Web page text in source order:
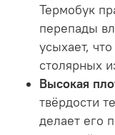
Термобук
перепады
усыхает,
столярных
Высокая
твёрдости
делает его